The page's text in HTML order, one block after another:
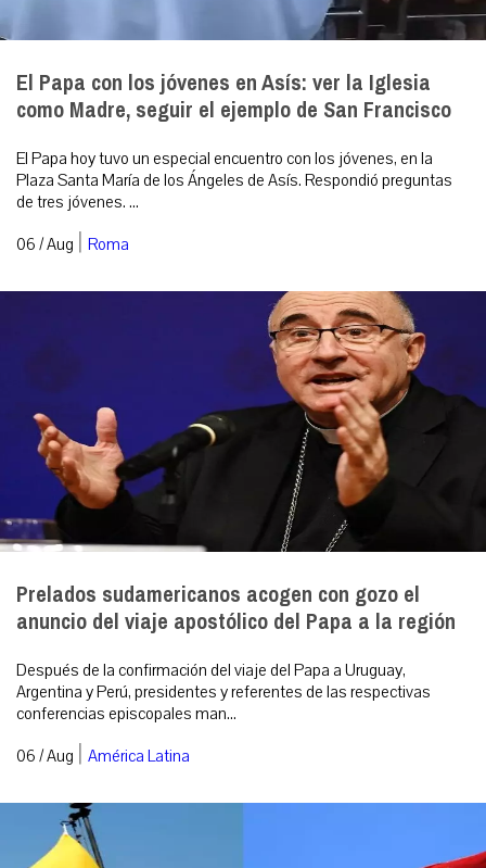
El Papa con los jóvenes en Asís: ver la Iglesia
como Madre, seguir el ejemplo de San Francisco
El Papa hoy tuvo un especial encuentro con los jóvenes, en la
Plaza Santa María de los Ángeles de Asís. Respondió preguntas
de tres jóvenes. ...
06 / Aug | Roma
Prelados sudamericanos acogen con gozo el
anuncio del viaje apostólico del Papa a la región
Después de la confirmación del viaje del Papa a Uruguay,
Argentina y Perú, presidentes y referentes de las respectivas
conferencias episcopales man...
06 / Aug | América Latina